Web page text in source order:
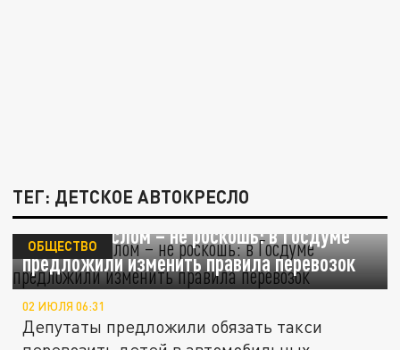
ТЕГ: ДЕТСКОЕ АВТОКРЕСЛО
Такси с креслом – не роскошь: в Госдуме
предложили изменить правила перевозок
ОБЩЕСТВО
02 ИЮЛЯ 06:31
Депутаты предложили обязать такси